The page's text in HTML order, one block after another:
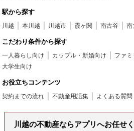
駅から探す
川越 本川越 川越市 霞ヶ関 南古谷 南
こだわり条件から探す
一人暮らし向け カップル・新婚向け ファミ
大学生向け
お役立ちコンテンツ
契約までの流れ 不動産用語集 よくある質問
川越の不動産ならアプリへお任せ